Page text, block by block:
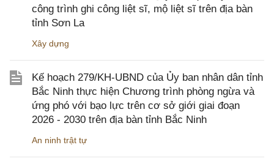
công trình ghi công liệt sĩ, mộ liệt sĩ trên địa bàn
tỉnh Sơn La
Xây dựng
Kế hoạch 279/KH-UBND của Ủy ban nhân dân tỉnh
Bắc Ninh thực hiện Chương trình phòng ngừa và
ứng phó với bạo lực trên cơ sở giới giai đoạn
2026 - 2030 trên địa bàn tỉnh Bắc Ninh
An ninh trật tự